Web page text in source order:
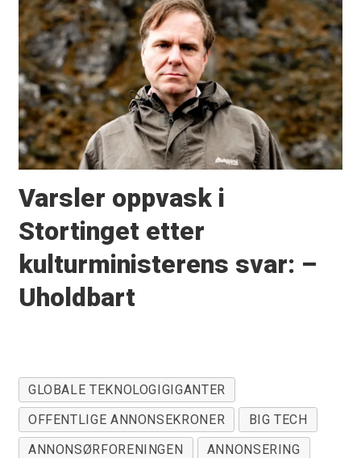
Varsler oppvask i
Stortinget etter
kulturministerens svar: –
Uholdbart
GLOBALE TEKNOLOGIGIGANTER
OFFENTLIGE ANNONSEKRONER
BIG TECH
ANNONSØRFORENINGEN
ANNONSERING